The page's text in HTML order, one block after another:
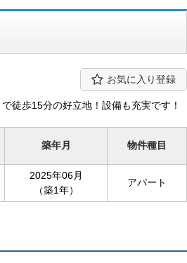
お気に入り登録
徒歩15分の好立地！設備も充実です！
築年月 物件種目
2025年06月
（築1年）
アパート